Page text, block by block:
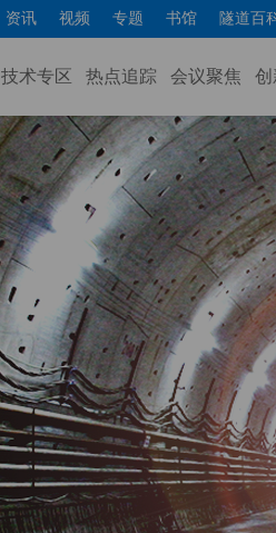
资讯 视频 专题 书馆 隧道百
技术专区 热点追踪 会议聚焦 创